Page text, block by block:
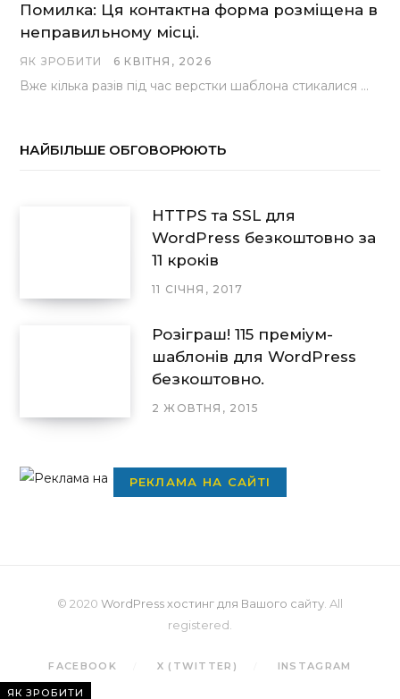
ЯК ЗРОБИТИ
Помилка: Ця контактна форма розміщена в
неправильному місці.
ЯК ЗРОБИТИ 6 КВІТНЯ, 2026
Вже кілька разів під час верстки шаблона стикалися з проблемою, коли замість контактної форми, згенерованої…
НАЙБІЛЬШЕ ОБГОВОРЮЮТЬ
HTTPS та SSL для
WordPress безкоштовно за
11 кроків
11 СІЧНЯ, 2017
Розіграш! 115 преміум-
шаблонів для WordPress
безкоштовно.
2 ЖОВТНЯ, 2015
РЕКЛАМА НА САЙТІ
© 2020 WordPress хостинг для Вашого сайту . All
registered.
FACEBOOK X (TWITTER) INSTAGRAM